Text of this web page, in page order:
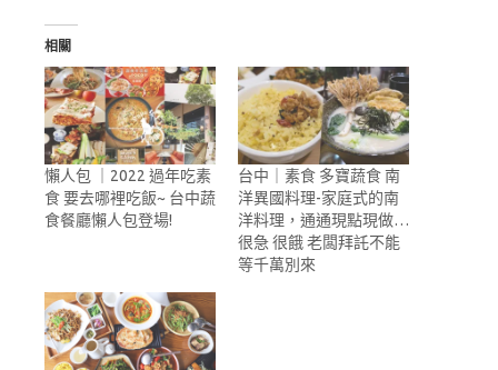
相關
懶人包 ｜2022 過年吃素
食 要去哪裡吃飯~ 台中蔬
食餐廳懶人包登場!
台中｜素食 多寶蔬食 南
洋異國料理-家庭式的南
洋料理，通通現點現做…
很急 很餓 老闆拜託不能
等千萬別來